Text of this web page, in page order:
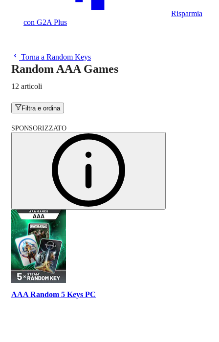
Risparmia
con G2A Plus
Torna a Random Keys
Random AAA Games
12 articoli
Filtra e ordina
SPONSORIZZATO
AAA Random 5 Keys PC